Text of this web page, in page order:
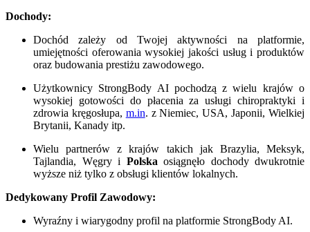
Dochody:
Dochód zależy od Twojej aktywności na platformie,
umiejętności oferowania wysokiej jakości usług i produktów
oraz budowania prestiżu zawodowego.
Użytkownicy StrongBody AI pochodzą z wielu krajów o
wysokiej gotowości do płacenia za usługi chiropraktyki i
zdrowia kręgosłupa, m.in. z Niemiec, USA, Japonii, Wielkiej
Brytanii, Kanady itp.
Wielu partnerów z krajów takich jak Brazylia, Meksyk,
Tajlandia, Węgry i Polska osiągnęło dochody dwukrotnie
wyższe niż tylko z obsługi klientów lokalnych.
Dedykowany Profil Zawodowy:
Wyraźny i wiarygodny profil na platformie StrongBody AI.